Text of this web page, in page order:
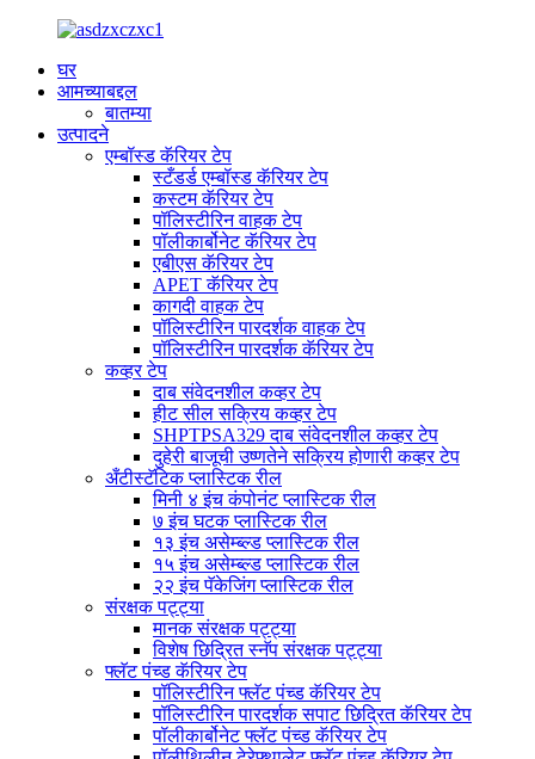
घर
आमच्याबद्दल
बातम्या
उत्पादने
एम्बॉस्ड कॅरियर टेप
स्टँडर्ड एम्बॉस्ड कॅरियर टेप
कस्टम कॅरियर टेप
पॉलिस्टीरिन वाहक टेप
पॉलीकार्बोनेट कॅरियर टेप
एबीएस कॅरियर टेप
APET कॅरियर टेप
कागदी वाहक टेप
पॉलिस्टीरिन पारदर्शक वाहक टेप
पॉलिस्टीरिन पारदर्शक कॅरियर टेप
कव्हर टेप
दाब संवेदनशील कव्हर टेप
हीट सील सक्रिय कव्हर टेप
SHPTPSA329 दाब संवेदनशील कव्हर टेप
दुहेरी बाजूची उष्णतेने सक्रिय होणारी कव्हर टेप
अँटीस्टॅटिक प्लास्टिक रील
मिनी ४ इंच कंपोनंट प्लास्टिक रील
७ इंच घटक प्लास्टिक रील
१३ इंच असेम्ब्ल्ड प्लास्टिक रील
१५ इंच असेम्ब्ल्ड प्लास्टिक रील
२२ इंच पॅकेजिंग प्लास्टिक रील
संरक्षक पट्ट्या
मानक संरक्षक पट्ट्या
विशेष छिद्रित स्नॅप संरक्षक पट्ट्या
फ्लॅट पंच्ड कॅरियर टेप
पॉलिस्टीरिन फ्लॅट पंच्ड कॅरियर टेप
पॉलिस्टीरिन पारदर्शक सपाट छिद्रित कॅरियर टेप
पॉलीकार्बोनेट फ्लॅट पंच्ड कॅरियर टेप